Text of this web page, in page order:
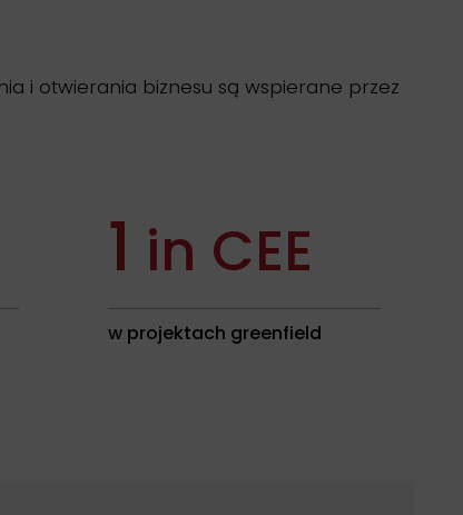
i otwierania biznesu są wspierane przez
1 in CEE
w projektach greenfield